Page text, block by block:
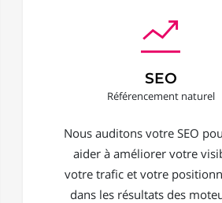
SEO
Référencement naturel
Nous auditons votre SEO
aider à améliorer votre
votre trafic et votre
dans les résultats des